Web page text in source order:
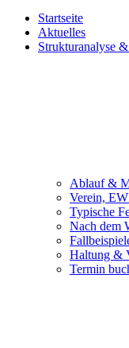
Startseite
Aktuelles
Strukturanalyse
Ablauf &
Verein,
Typische
Nach dem
Haltung &
Termin